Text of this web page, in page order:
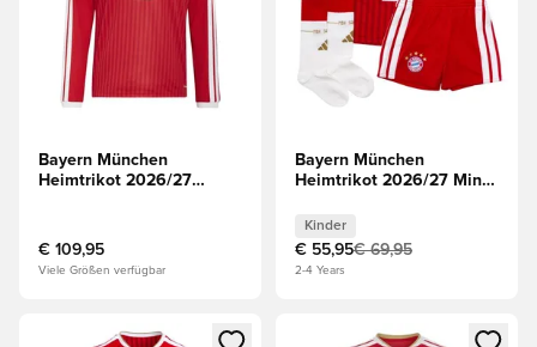
Bayern München
Heimtrikot 2026/27
€ 109,95
Viele Größen verfügbar
Bayern München
Heimtrikot 2026/27 Mini-
Kinder
€ 55,95€ 69,95
2-4 Years
Öffnet ein Fenster zum Anmelden oder Registrieren als
Öffnet ein Fenster zum